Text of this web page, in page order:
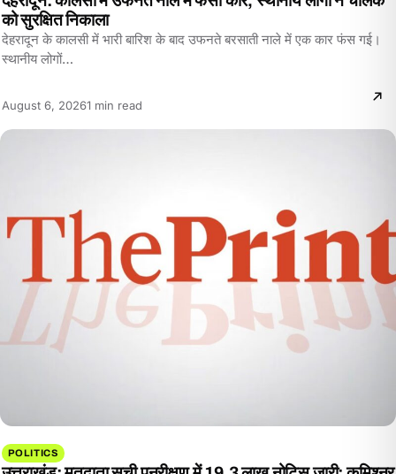
को सुरक्षित निकाला
देहरादून के कालसी में भारी बारिश के बाद उफनते बरसाती नाले में एक कार फंस गई।
स्थानीय लोगों…
August 6, 2026Reading
1 min read
POLITICS